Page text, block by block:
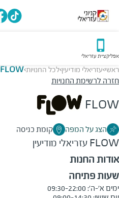
אפליקציית עזריאלי
ראשי>עזריאלי מודיעין>לכל החנויות>
FLOW
חזרה לרשימת החנויות
FLOW
הצג על המפה קומת כניסה
FLOW עזריאלי מודיעין
אודות החנות
שעות פתיחה